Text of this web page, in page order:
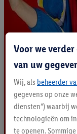
Voor we
van uw
Wij, als beheerder
gegevens op onze
diensten”) waarbij
technologieën om
te openen.